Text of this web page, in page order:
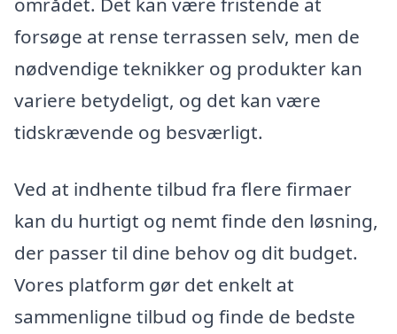
forsøge at rense terrassen selv, men de
nødvendige teknikker og produkter kan
variere betydeligt, og det kan være
tidskrævende og besværligt.
Ved at indhente tilbud fra flere firmaer
kan du hurtigt og nemt finde den løsning,
der passer til dine behov og dit budget.
Vores platform gør det enkelt at
sammenligne tilbud og finde de bedste